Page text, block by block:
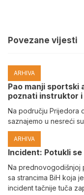
Povezane vijesti
ARHIVA
Pao manji sportski
poznati instruktor
Na području Prijedora
saznajemo u nesreći
ARHIVA
Incident: Potukli
Na prednovogodišnjoj
sa strancima BiH koja
incident tačnije tuča